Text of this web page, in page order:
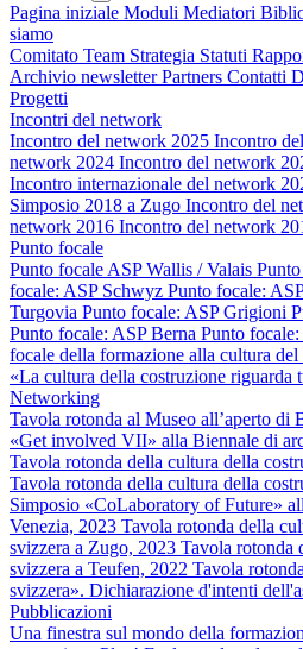
Pagina iniziale Moduli Mediatori
siamo
Comitato Team Strategia Statuti
Archivio newsletterPartners Contatti
Progetti
Incontri del network
Incontro del network 2025 Incontro
network 2024 Incontro del network
Incontro internazionale del network
Simposio 2018 a Zugo Incontro del
network 2016 Incontro del network
Punto focale
Punto focale ASP Wallis / Valais
focale: ASP Schwyz Punto focale:
Turgovia Punto focale: ASP Grigioni
Punto focale: ASP Berna Punto
focale della formazione alla cultura
«La cultura della costruzione riguarda
Networking
Tavola rotonda al Museo all’aperto di
«Get involved VII» alla Biennale di
Tavola rotonda della cultura della
Tavola rotonda della cultura della
Simposio «CoLaboratory of Future»
Venezia, 2023 Tavola rotonda della
svizzera a Zugo, 2023 Tavola rotonda
svizzera a Teufen, 2022 Tavola
svizzera». Dichiarazione d'intenti
Pubblicazioni
Una finestra sul mondo della